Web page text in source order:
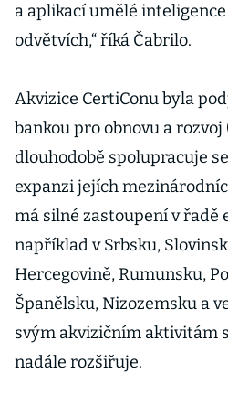
a aplikací umělé
odvětvích,“ říká Čabrilo.
Akvizice CertiConu byla
bankou pro obnovu a rozvoj
dlouhodobě spolupracuje
expanzi jejích
má silné zastoupení v řadě
například v Srbsku,
Hercegovině, Rumunsku,
Španělsku, Nizozemsku a
svým akvizičním aktivitám
nadále rozšiřuje.